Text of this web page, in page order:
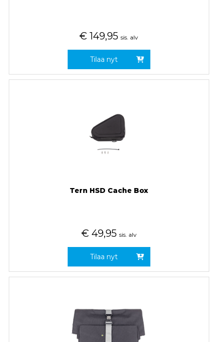
€ 149,95 sis. alv
Tilaa nyt
Tern HSD Cache Box
€ 49,95 sis. alv
Tilaa nyt